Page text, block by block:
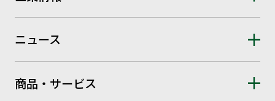
ニュース
商品・サービス